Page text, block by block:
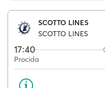
SCOTTO LINES
SCOTTO LINES
17:40
Procida